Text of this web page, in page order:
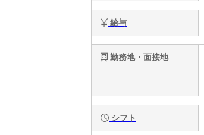
給与
勤務地・面接地
シフト